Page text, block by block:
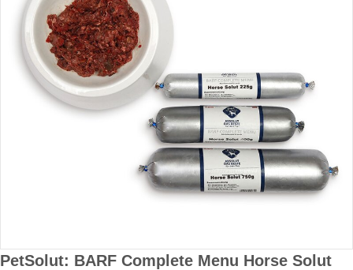
PetSolut: BARF Complete Menu Horse Solut